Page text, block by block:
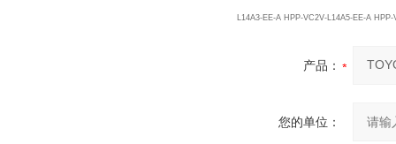
L14A3-EE-A HPP-VC2V-L14A5-EE-A
产品：
您的单位：